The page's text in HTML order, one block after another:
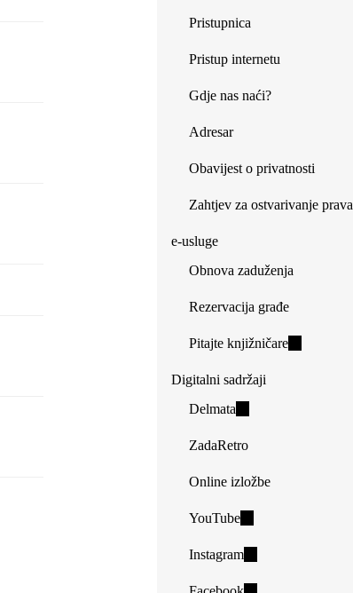
Pristupnica
Pristup internetu
Gdje nas naći?
Adresar
Obavijest o privatnosti
Zahtjev za ostvarivanje prava
e-usluge
Obnova zaduženja
Rezervacija građe
Pitajte knjižničare(link
Digitalni sadržaji
Delmata
external)
ZadaRetro
Online izložbe
YouTube(link
external)
Instagram(link